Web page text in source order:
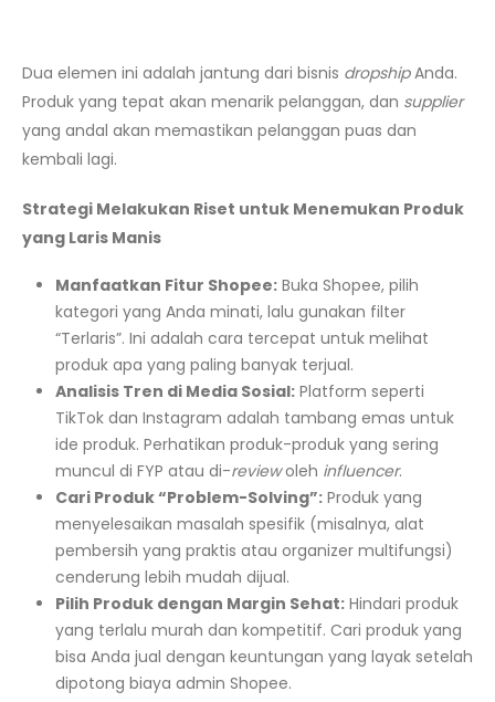
Dua elemen ini adalah jantung dari bisnis dropshipAnda.
Produk yang tepat akan menarik pelanggan, dan supplier
yang andal akan memastikan pelanggan puas dan
kembali lagi.
Strategi Melakukan Riset untuk Menemukan Produk
yang Laris Manis
Manfaatkan Fitur Shopee:Buka Shopee, pilih
kategori yang Anda minati, lalu gunakan filter
“Terlaris”. Ini adalah cara tercepat untuk melihat
produk apa yang paling banyak terjual.
Analisis Tren di Media Sosial:Platform seperti
TikTok dan Instagram adalah tambang emas untuk
ide produk. Perhatikan produk-produk yang sering
muncul di FYP atau di-reviewoleh influencer.
Cari Produk “Problem-Solving”:Produk yang
menyelesaikan masalah spesifik (misalnya, alat
pembersih yang praktis atau organizer multifungsi)
cenderung lebih mudah dijual.
Pilih Produk dengan Margin Sehat:Hindari produk
yang terlalu murah dan kompetitif. Cari produk yang
bisa Anda jual dengan keuntungan yang layak setelah
dipotong biaya admin Shopee.